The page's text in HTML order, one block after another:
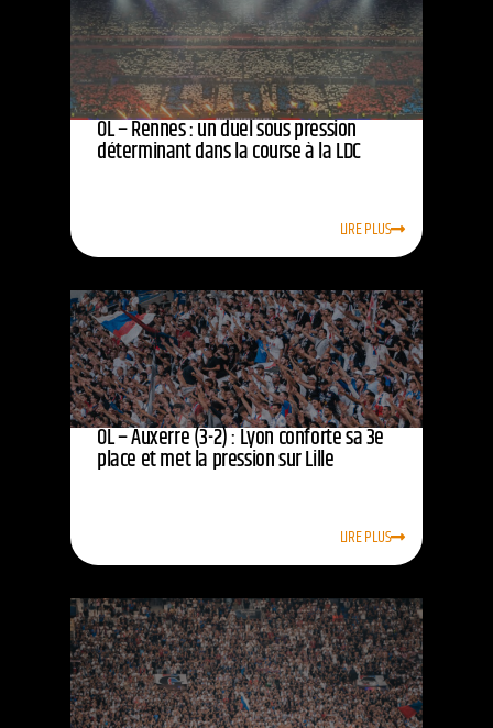
OL – Rennes : un duel sous pression
déterminant dans la course à la LDC
LIRE PLUS
OL – Auxerre (3-2) : Lyon conforte sa 3e
place et met la pression sur Lille
LIRE PLUS